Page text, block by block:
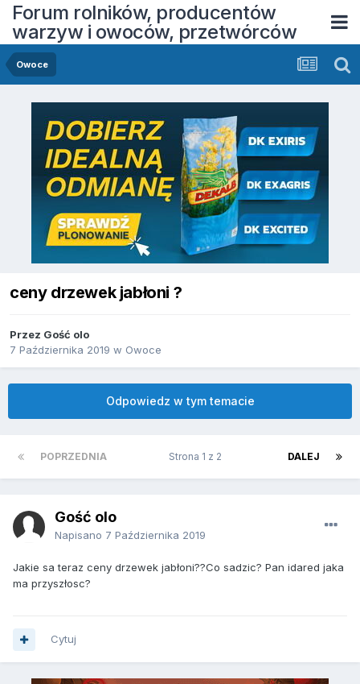
Forum rolników, producentów
warzyw i owoców, przetwórców
Owoce
ceny drzewek jabłoni ?
Przez Gość olo
7 Października 2019 w Owoce
Odpowiedz w tym temacie
POPRZEDNIA DALEJ
Strona 1 z 2
Gość olo
Napisano 7 Października 2019
Jakie sa teraz ceny drzewek jabłoni??Co sadzic? Pan idared jaka
ma przyszłosc?
Cytuj